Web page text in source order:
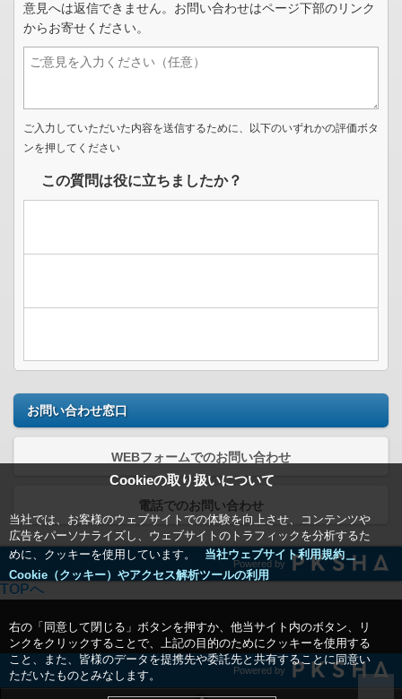
Cookieの取り扱いについて
当社では、お客様のウェブサイトでの体験を向上させ、コンテンツや
広告をパーソナライズし、ウェブサイトのトラフィックを分析するた
めに、クッキーを使用しています。
当社ウェブサイト利用規約＿
Cookie（クッキー）やアクセス解析ツールの利用
右の「同意して閉じる」ボタンを押すか、他当サイト内のボタン、リ
ンクをクリックすることで、上記の目的のためにクッキーを使用する
こと、また、皆様のデータを提携先や委託先と共有することに同意い
ただいたものとみなします。
意見へは返信できません。お問い合わせはページ下部のリンク
からお寄せください。
ご入力していただいた内容を送信するために、以下のいずれかの評価ボタ
ンを押してください
この質問は役に立ちましたか？
お問い合わせ窓口
WEBフォームでのお問い合わせ
電話でのお問い合わせ
Powered by
TOPへ
Powered by